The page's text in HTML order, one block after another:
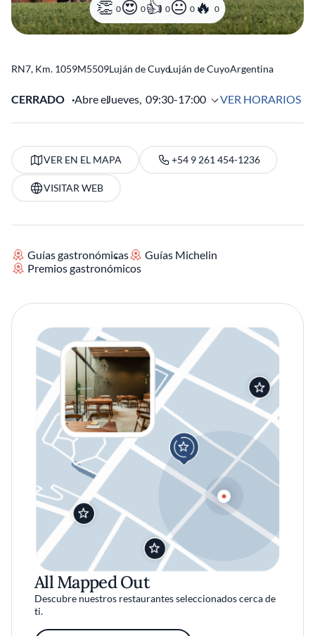
0 0 0 0 0
RN7, Km. 1059M5509Luján de CuyoLuján de CuyoArgentina
CERRADO Abre elJueves, 09:30-17:00 VER HORARIOS
VER EN EL MAPA +54 9 261 454-1236
VISITAR WEB
Guías gastronómicas
Guías Michelin
Premios gastronómicos
All Mapped Out
Descubre nuestros restaurantes seleccionados cerca de
ti.